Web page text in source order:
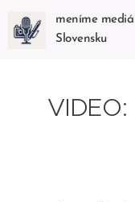
meníme
Slovensku